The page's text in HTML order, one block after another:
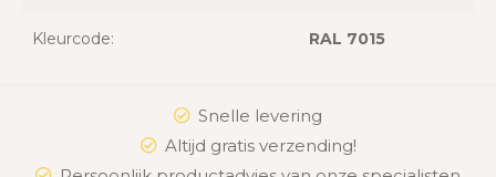
Kleurcode: RAL 7015
Snelle levering
Altijd gratis verzending!